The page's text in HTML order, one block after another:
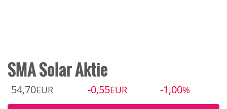
SMA Solar Aktie
54,70EUR -0,55EUR -1,00%